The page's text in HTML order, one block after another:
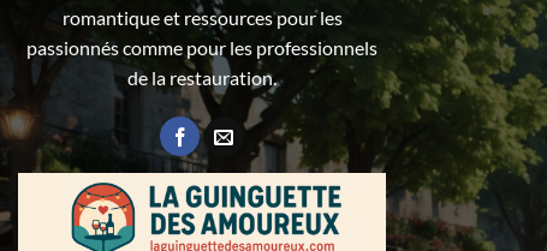
romantique et ressources pour les
passionnés comme pour les professionnels
de la restauration.